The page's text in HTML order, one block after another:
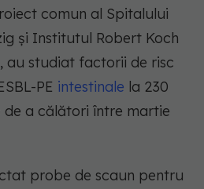
comun al Spitalului
și Institutul Robert Koch
au studiat factorii de risc
PE intestinale la 230
de a călători între martie
probe de scaun pentru